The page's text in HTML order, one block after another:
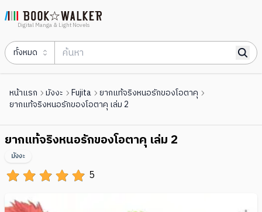
Digital Manga & Light Novels
ทั้งหมด
หน้าแรก มังงะ Fujita
ยากแท้จริงหนอรักของโอตาคุ
ยากแท้จริงหนอรักของโอตาคุ เล่ม 2
ยากแท้จริงหนอรักของโอตาคุ เล่ม 2
5
มังงะ